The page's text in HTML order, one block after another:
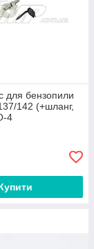
для бензопили
142 (+шланг,
4